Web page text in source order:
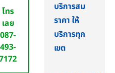
โทร
เลย
087-
493-
บริการสม
ราคา ให้
บริการทุก
เขต